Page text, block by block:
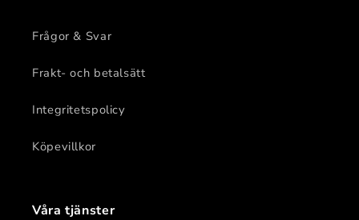
Frågor & Svar
Frakt- och betalsätt
Integritetspolicy
Köpevillkor
Våra tjänster